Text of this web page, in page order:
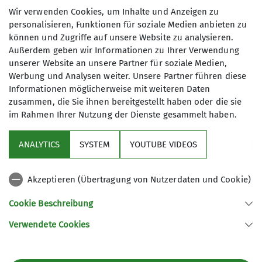
Familiengruppe
Ihr seid eine aktive Familie, seid gerne
draußen unterwegs und ihr habt Lust
auf gemeinsame Aktivitäten? Dann
seid ihr bei uns genau richtig! Unser
Programm richtet sich zurzeit an
Wenn ihr Interesse an
Unternehmungen für Familien mit
meldet euch gerne bei uns. Es wäre
schön, wenn sich wieder Familien mit
Familiengruppe vernetzen, um
Alle Touren sind
Sektion
DAV
Sektion Koblenz des Deutschen Alpenvereins e.V.
Wir verwenden Cookies, um Inhalte und Anzeigen zu
personalisieren, Funktionen für soziale Medien anbieten zu
können und Zugriffe auf unsere Website zu analysieren.
Außerdem geben wir Informationen zu Ihrer Verwendung
unserer Website an unsere Partner für soziale Medien,
Werbung und Analysen weiter. Unsere Partner führen diese
Informationen möglicherweise mit weiteren Daten
zusammen, die Sie ihnen bereitgestellt haben oder die sie
im Rahmen Ihrer Nutzung der Dienste gesammelt haben.
ANALYTICS SYSTEM YOUTUBE VIDEOS
Akzeptieren (Übertragung von Nutzerdaten und Cookie)
Cookie Beschreibung
Verwendete Cookies